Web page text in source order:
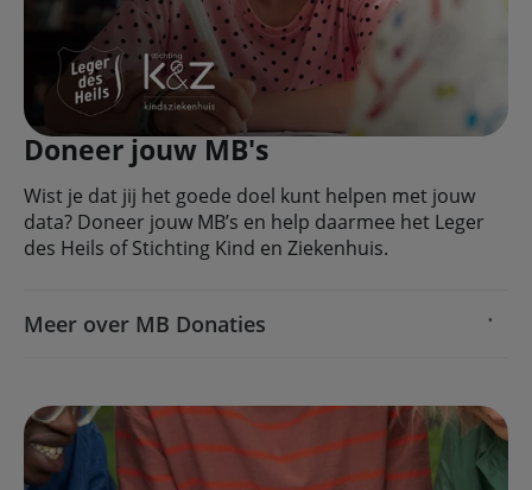
Doneer jouw MB's
Wist je dat jij het goede doel kunt helpen met jouw
data? Doneer jouw MB’s en help daarmee het Leger
des Heils of Stichting Kind en Ziekenhuis.
Meer over MB Donaties